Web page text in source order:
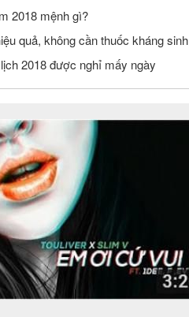
2018 mệnh gì?
quả, không cần thuốc kháng sinh
2018 được nghỉ mấy ngày